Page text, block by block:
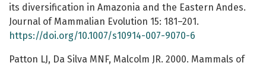
its diversification in Amazonia and the Eastern Andes.
Journal of Mammalian Evolution 15: 181–201.
https://doi.org/10.1007/s10914-007-9070-6
Patton LJ, Da Silva MNF, Malcolm JR. 2000. Mammals of